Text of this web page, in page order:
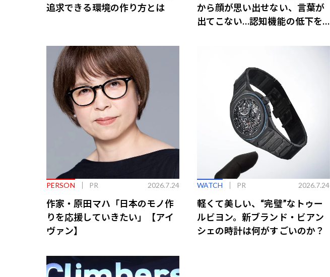
追求できる環境の作り方とは
から顔が思い出せない、言葉が
出てこない…認知機能の低下を
PERSON PR 2026.7.24
作家・原田マハ「日本のモノ作
りを応援していきたい」【アイ
ヴァン】
WATCH PR 2026.7.24
軽くて美しい、“完璧”なトゥー
ルビヨン。新ブランド・ビアン
シェの時計は何がすごいのか？